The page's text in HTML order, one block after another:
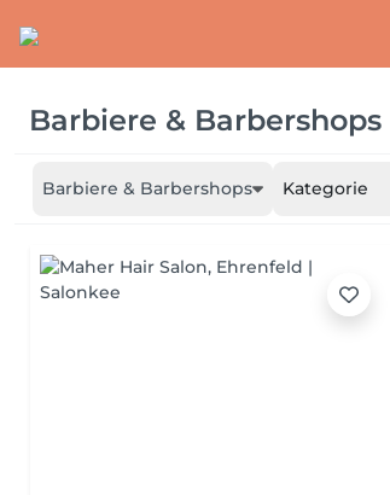
Barbiere & Barbershops
Barbiere & Barbershops Kategorie